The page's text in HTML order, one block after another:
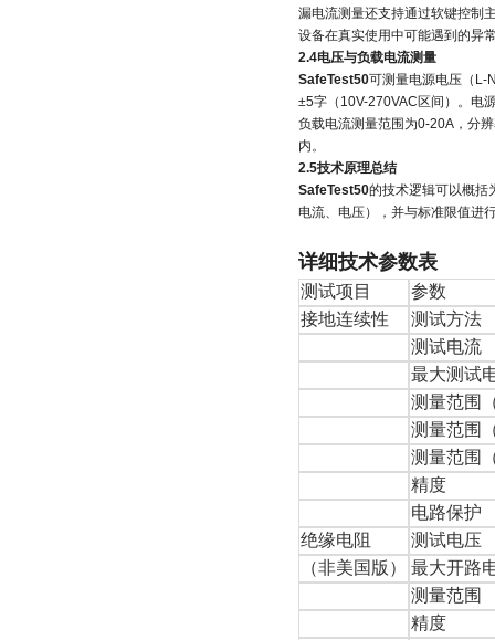
漏电流测量还支持通过软键控制
设备在真实使用中可能遇到的异
2.4电压与负载电流测量
SafeTest50可测量电源电压（L-
±5字（10V-270VAC区间）。电
负载电流测量范围为0-20A，分
内。
2.5技术原理总结
SafeTest50的技术逻辑可以概括
电流、电压），并与标准限值进
详细技术参数表
测试项目
参数
接地连续性
测试方法
测试电流
最大测试
测量范围
测量范围
测量范围
精度
电路保护
绝缘电阻
测试电压
（非美国版）
最大开路
测量范围
精度